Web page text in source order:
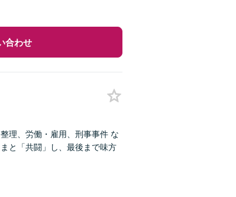
合わせ
理、労働・雇用、刑事事件 な
と「共闘」し、最後まで味方